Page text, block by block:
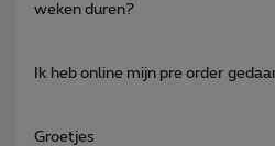
weken duren?
Ik heb online mijn pre order
Groetjes